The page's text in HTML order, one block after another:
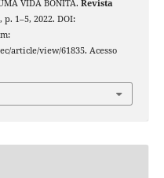
VIDA BONITA. Revista
p. 1–5, 2022. DOI:
article/view/61835. Acesso